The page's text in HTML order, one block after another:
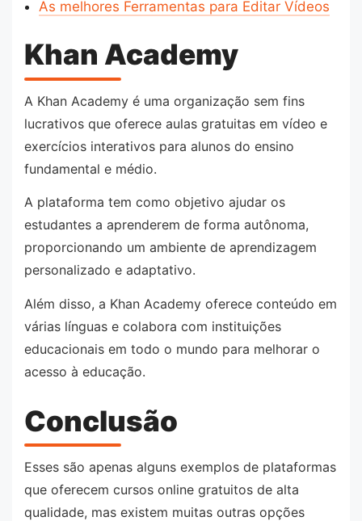
As melhores Ferramentas para Editar Vídeos
Khan Academy
A Khan Academy é uma organização sem fins
lucrativos que oferece aulas gratuitas em vídeo e
exercícios interativos para alunos do ensino
fundamental e médio.
A plataforma tem como objetivo ajudar os
estudantes a aprenderem de forma autônoma,
proporcionando um ambiente de aprendizagem
personalizado e adaptativo.
Além disso, a Khan Academy oferece conteúdo em
várias línguas e colabora com instituições
educacionais em todo o mundo para melhorar o
acesso à educação.
Conclusão
Esses são apenas alguns exemplos de plataformas
que oferecem cursos online gratuitos de alta
qualidade, mas existem muitas outras opções